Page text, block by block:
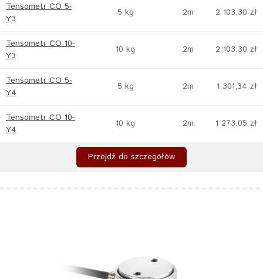
Tensometr CO 5-
Y3
5 kg 2m 2 103,30 zł
Tensometr CO 10-
Y3
10 kg 2m 2 103,30 zł
Tensometr CO 5-
Y4
5 kg 2m 1 301,34 zł
Tensometr CO 10-
Y4
10 kg 2m 1 273,05 zł
Przejdź do szczegółów